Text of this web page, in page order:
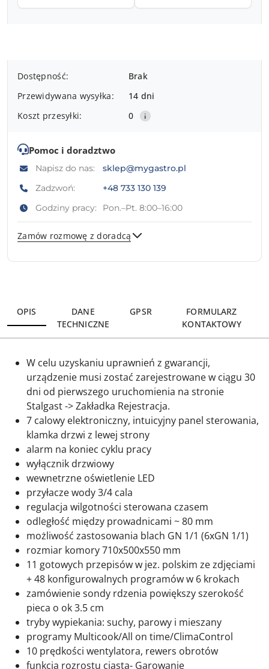
Dostępność
dostawa
Dostępność:
Brak
Przewidywana wysyłka:
14 dni
Koszt przesyłki:
0
Pomoc i doradztwo
Napisz do nas:
sklep@mygastro.pl
Zadzwoń:
+48 733 130 139
Godziny pracy:
Pon.–Pt. 8:00–16:00
Zamów rozmowę z doradcą
OPIS
DANE
TECHNICZNE
GPSR
FORMULARZ
KONTAKTOWY
W celu uzyskaniu uprawnień z gwarancji,
urządzenie musi zostać zarejestrowane w ciągu 30
dni od pierwszego uruchomienia na stronie
Stalgast -> Zakładka Rejestracja.
7 calowy elektroniczny, intuicyjny panel sterowania,
klamka drzwi z lewej strony
alarm na koniec cyklu pracy
wyłącznik drzwiowy
wewnetrzne oświetlenie LED
przyłacze wody 3/4 cala
regulacja wilgotności sterowana czasem
odległość między prowadnicami ~ 80 mm
możliwość zastosowania blach GN 1/1 (6xGN 1/1)
rozmiar komory 710x500x550 mm
11 gotowych przepisów w jez. polskim ze zdjęciami
+ 48 konfigurowalnych programów w 6 krokach
zamówienie sondy rdzenia powiększy szerokość
pieca o ok 3.5 cm
tryby wypiekania: suchy, parowy i mieszany
programy Multicook/All on time/ClimaControl
10 prędkości wentylatora, rewers obrotów
funkcja rozrostu ciasta- Garowanie